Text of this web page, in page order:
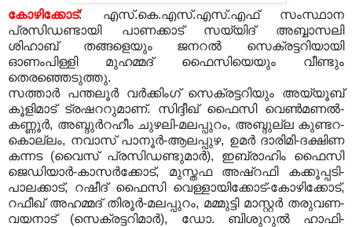
കോഴിക്കോട്: എസ്.കെ.എസ്.എസ്.എഫ് സംസ്ഥാന
പ്രസിഡണ്ടായി പാണക്കാട് സയ്യിദ് അബ്ബാസലി
ശിഹാബ് തങ്ങളെയും ജനറല്‍ സെക്രട്ടറിയായി
ഓണംപിള്ളി മുഹമ്മദ് ഫൈസിയെയും വീണ്ടും
തെരഞ്ഞെടുത്തു.
സത്താര്‍ പന്തലൂര്‍ വര്‍ക്കിംഗ് സെക്രട്ടറിയും അയ്യൂബ്
കൂളിമാട് ട്രഷററുമാണ്. സിദ്ദീഖ് ഫൈസി വെണ്‍മണല്‍-
കണ്ണൂര്‍, അബ്ദുര്‍റഹീം ചുഴലി-മലപ്പുറം, അബ്ദുല്ല കുണ്ടറ-
കൊല്ലം, നവാസ് പാനൂര്‍-ആലപ്പുഴ, ഉമര്‍ ദാരിമി-ദക്ഷിണ
കന്നട (വൈസ് പ്രസിഡണ്ടുമാര്‍), ഇബ്രാഹിം ഫൈസി
ജെഡിയാര്‍-കാസര്‍ക്കോട്, മുസ്തഫ അഷ്‌റഫി കക്കൂപ്പടി-
പാലക്കാട്, റഷീദ് ഫൈസി വെള്ളായിക്കോട്-കോഴിക്കോട്,
റഫീഖ് അഹമ്മദ് തിരൂര്‍-മലപ്പുറം, മമ്മുട്ടി മാസ്റ്റര്‍ തരുവണ-
വയനാട് (സെക്രട്ടറിമാര്‍), ഡോ. ബിശുറുല്‍ ഹാഫി-